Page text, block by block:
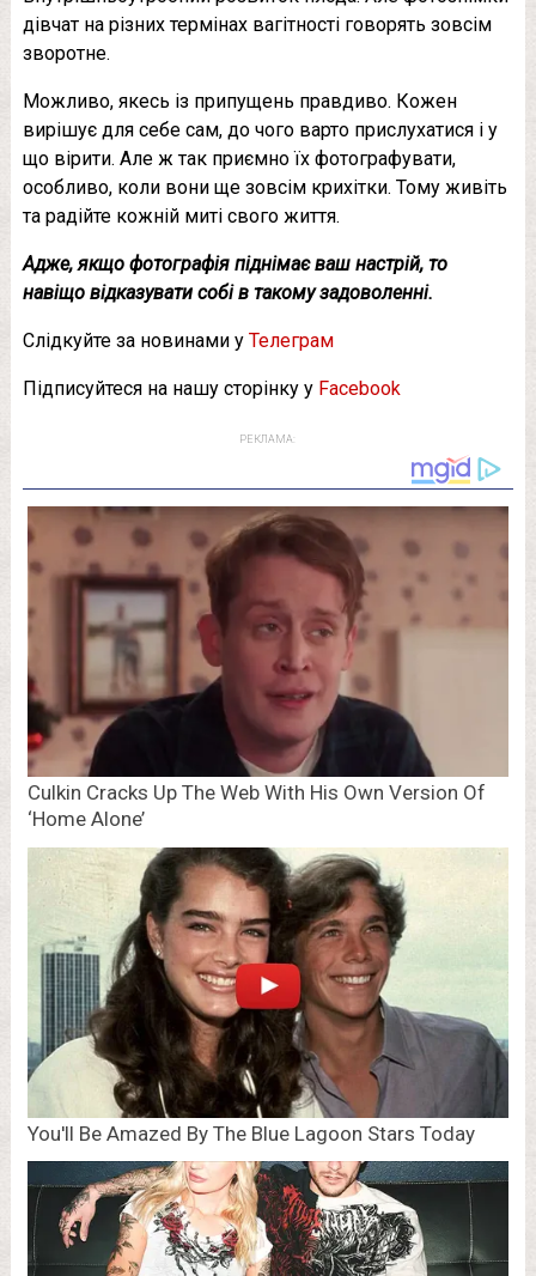
дівчат на різних термінах вагітності говорять зовсім
зворотне.
Можливо, якесь із припущень правдиво. Кожен
вирішує для себе сам, до чого варто прислухатися і у
що вірити. Але ж так приємно їх фотографувати,
особливо, коли вони ще зовсім крихітки. Тому живіть
та радійте кожній миті свого життя.
Адже, якщо фотографія піднімає ваш настрій, то
навіщо відказувати собі в такому задоволенні.
Слідкуйте за новинами у Телеграм
Підписуйтеся на нашу сторінку у Facebook
РЕКЛАМА: